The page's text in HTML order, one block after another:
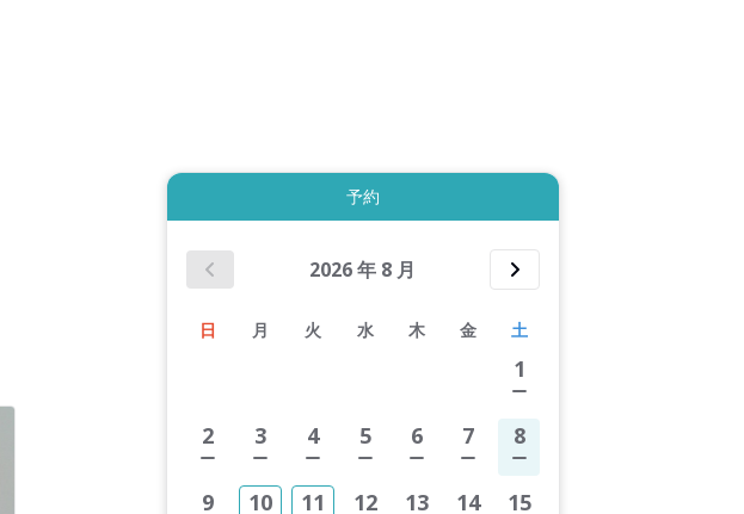
予約
2026年 8 月
日 月 火 水 木 金 土
1
2 3 4 5 6 7 8
9 10 11 12 13 14 15